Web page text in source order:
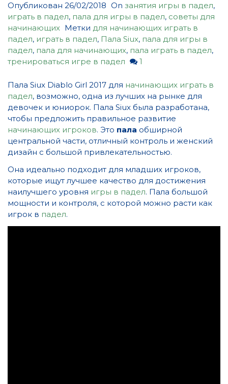
Опубликован 26/02/2018 On занятия игры в падел,
играть в падел, пала для игры в падел, советы для
начинающих Метки для начинающих играть в
падел, играть в падел, Пала Siux, пала для игры в
падел, пала для начинающих, пала играть в падел,
тренироваться игре в падел
1
Пала Siux Diablo Girl 2017 для начинающих играть в
падел, возможно, одна из лучших на рынке для
девочек и юниорок. Пала Siux была разработана,
чтобы предложить правильное развитие
начинающих игроков. Это пала обширной
центральной части, отличный контроль и женский
дизайн с большой привлекательностью.
Она идеально подходит для младших игроков,
которые ищут лучшее качество для достижения
наилучшего уровня игры в падел. Пала большой
мощности и контроля, с которой можно расти как
игрок в падел.